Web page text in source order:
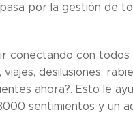
por la gestión de
conectando con todos
desilusiones,
ahora?. Esto le
sentimientos y un